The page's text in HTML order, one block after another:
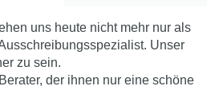
uns heute nicht mehr nur als
Unser
zu sein.
der ihnen nur eine schöne